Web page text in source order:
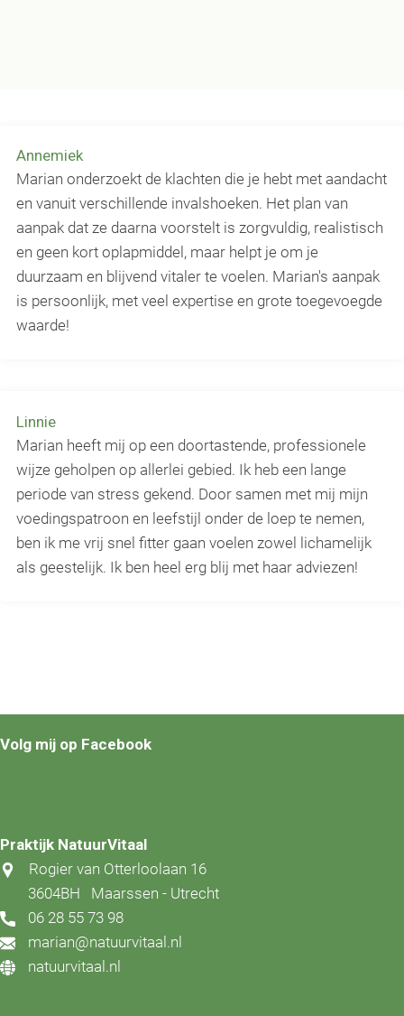
Annemiek
Marian onderzoekt de klachten die je hebt met aandacht
en vanuit verschillende invalshoeken. Het plan van
aanpak dat ze daarna voorstelt is zorgvuldig, realistisch
en geen kort oplapmiddel, maar helpt je om je
duurzaam en blijvend vitaler te voelen. Marian's aanpak
is persoonlijk, met veel expertise en grote toegevoegde
waarde!
Linnie
Marian heeft mij op een doortastende, professionele
wijze geholpen op allerlei gebied. Ik heb een lange
periode van stress gekend. Door samen met mij mijn
voedingspatroon en leefstijl onder de loep te nemen,
ben ik me vrij snel fitter gaan voelen zowel lichamelijk
als geestelijk. Ik ben heel erg blij met haar adviezen!
Volg mij op Facebook
Praktijk NatuurVitaal
Rogier van Otterloolaan 16
3604BH
Maarssen - Utrecht
06 28 55 73 98
marian@natuurvitaal.nl
natuurvitaal.nl